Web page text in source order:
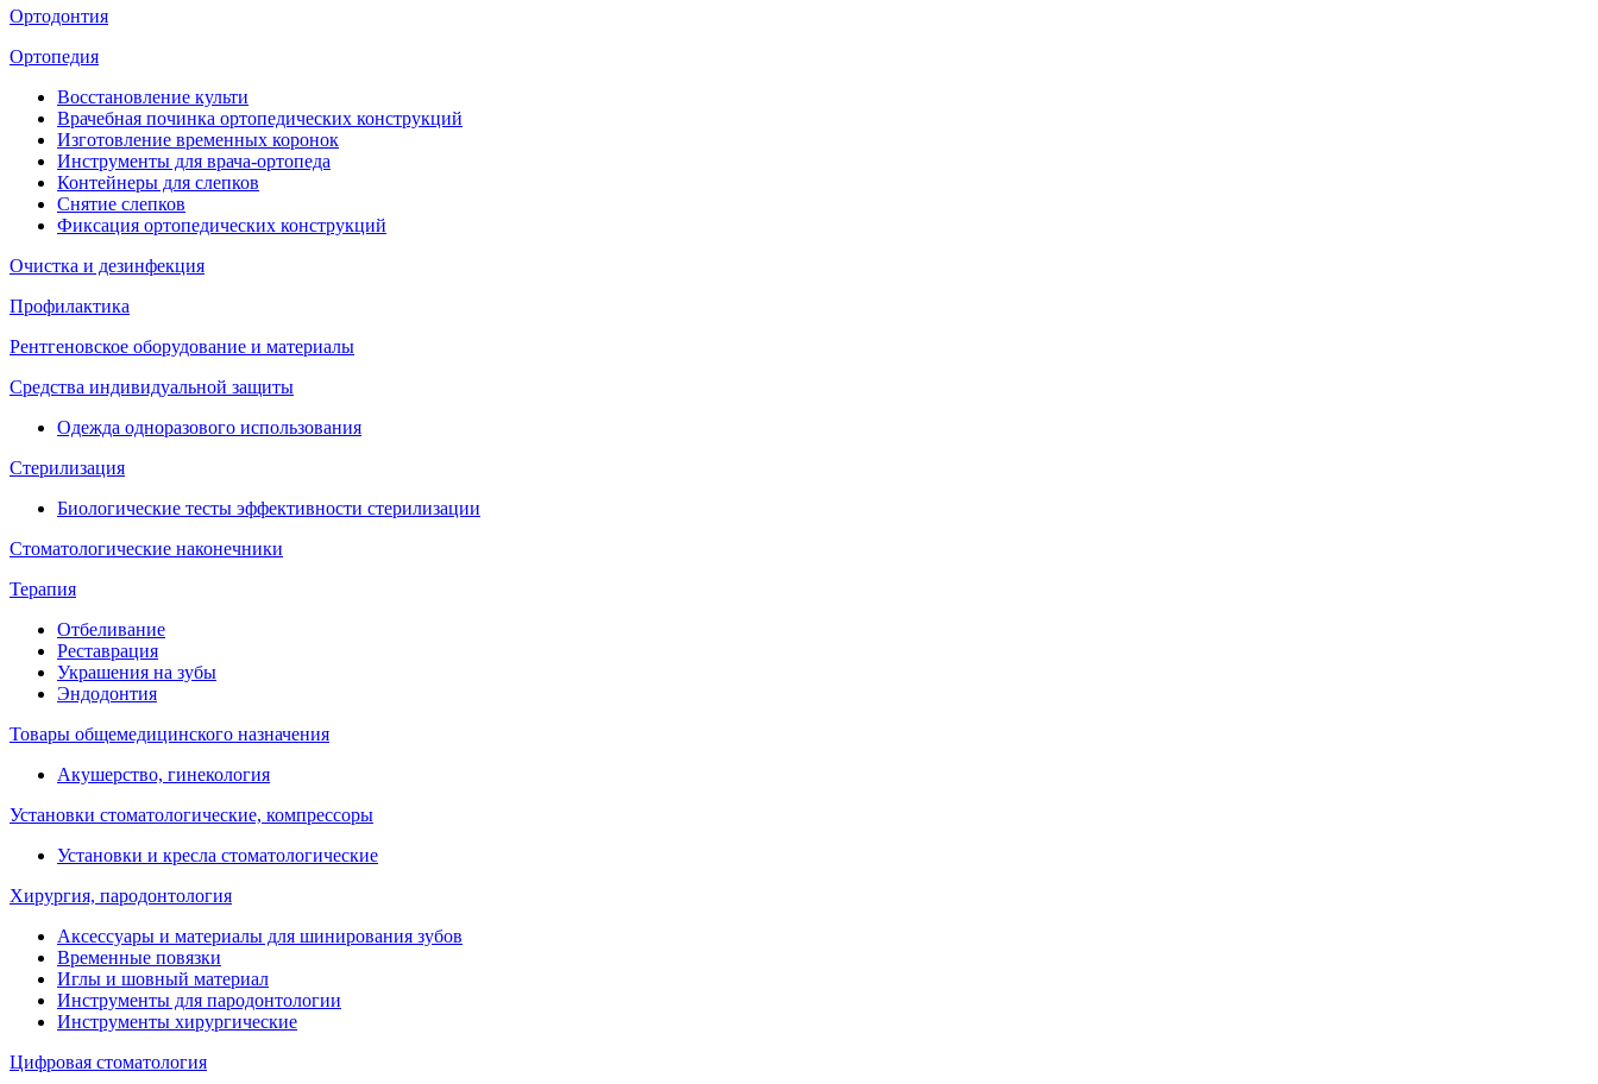
Ортодонтия
Ортопедия
Восстановление культи
Врачебная починка ортопедических конструкций
Изготовление временных коронок
Инструменты для врача-ортопеда
Контейнеры для слепков
Снятие слепков
Фиксация ортопедических конструкций
Очистка и дезинфекция
Профилактика
Рентгеновское оборудование и материалы
Средства индивидуальной защиты
Одежда одноразового использования
Стерилизация
Биологические тесты эффективности стерилизации
Стоматологические наконечники
Терапия
Отбеливание
Реставрация
Украшения на зубы
Эндодонтия
Товары общемедицинского назначения
Акушерство, гинекология
Установки стоматологические, компрессоры
Установки и кресла стоматологические
Хирургия, пародонтология
Аксессуары и материалы для шинирования зубов
Временные повязки
Иглы и шовный материал
Инструменты для пародонтологии
Инструменты хирургические
Цифровая стоматология